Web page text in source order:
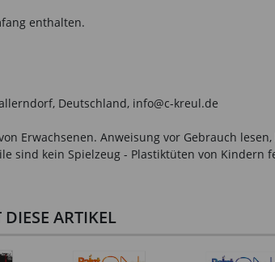
enthalten.
Deutschland, info@c-kreul.de
Erwachsenen. Anweisung vor Gebrauch
sind kein Spielzeug - Plastiktüten von Kindern
ARTIKEL